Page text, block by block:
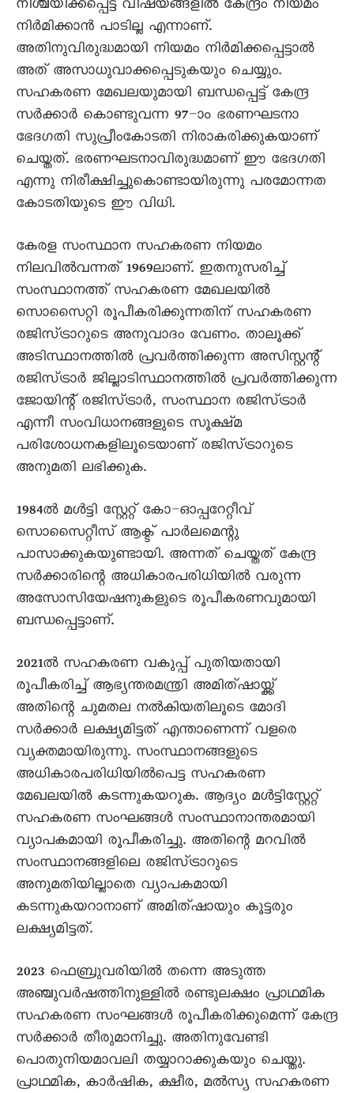
നിശ്ചയിക്കപ്പെട്ട വിഷയങ്ങളിൽ കേന്ദ്രം നിയമം
നിർമിക്കാൻ പാടില്ല എന്നാണ്.
അതിനുവിരുദ്ധമായി നിയമം നിർമിക്കപ്പെട്ടാൽ
അത് അസാധുവാക്കപ്പെടുകയും ചെയ്യും.
സഹകരണ മേഖലയുമായി ബന്ധപ്പെട്ട് കേന്ദ്ര
സർക്കാർ കൊണ്ടുവന്ന 97–ാം ഭരണഘടനാ
ഭേദഗതി സുപ്രീംകോടതി നിരാകരിക്കുകയാണ്
ചെയ്തത്. ഭരണഘടനാവിരുദ്ധമാണ് ഈ ഭേദഗതി
എന്നു നിരീക്ഷിച്ചുകൊണ്ടായിരുന്നു പരമോന്നത
കോടതിയുടെ ഈ വിധി.
കേരള സംസ്ഥാന സഹകരണ നിയമം
നിലവിൽവന്നത് 1969ലാണ്. ഇതനുസരിച്ച്
സംസ്ഥാനത്ത് സഹകരണ മേഖലയിൽ
സൊസെെറ്റി രൂപീകരിക്കുന്നതിന് സഹകരണ
രജിസ്ട്രാറുടെ അനുവാദം വേണം. താലൂക്ക്
അടിസ്ഥാനത്തിൽ പ്രവർത്തിക്കുന്ന അസിസ്റ്റന്റ്
രജിസ്ട്രാർ ജില്ലാടിസ്ഥാനത്തിൽ പ്രവർത്തിക്കുന്ന
ജോയിന്റ് രജിസ്ട്രാർ, സംസ്ഥാന രജിസ്ട്രാർ
എന്നീ സംവിധാനങ്ങളുടെ സൂക്ഷ്മ
പരിശോധനകളിലൂടെയാണ് രജിസ്ട്രാറുടെ
അനുമതി ലഭിക്കുക.
1984ൽ മൾട്ടി സ്റ്റേറ്റ് കോ–ഓപ്പറേറ്റീവ്
സൊസെെറ്റീസ് ആക്ട് പാർലമെന്റു
പാസാക്കുകയുണ്ടായി. അന്നത് ചെയ്തത് കേന്ദ്ര
സർക്കാരിന്റെ അധികാരപരിധിയിൽ വരുന്ന
അസോസിയേഷനുകളുടെ രൂപീകരണവുമായി
ബന്ധപ്പെട്ടാണ്.
2021ൽ സഹകരണ വകുപ്പ് പുതിയതായി
രൂപീകരിച്ച് ആഭ്യന്തരമന്ത്രി അമിത്ഷായ്ക്ക്
അതിന്റെ ചുമതല നൽകിയതിലൂടെ മോദി
സർക്കാർ ലക്ഷ്യമിട്ടത് എന്താണെന്ന് വളരെ
വ്യക്തമായിരുന്നു. സംസ്ഥാനങ്ങളുടെ
അധികാരപരിധിയിൽപെട്ട സഹകരണ
മേഖലയിൽ കടന്നുകയറുക. ആദ്യം മൾട്ടിസ്റ്റേറ്റ്
സഹകരണ സംഘങ്ങൾ സംസ്ഥാനാന്തരമായി
വ്യാപകമായി രൂപീകരിച്ചു. അതിന്റെ മറവിൽ
സംസ്ഥാനങ്ങളിലെ രജിസ്ട്രാറുടെ
അനുമതിയില്ലാതെ വ്യാപകമായി
കടന്നുകയറാനാണ് അമിത്ഷായും കൂട്ടരും
ലക്ഷ്യമിട്ടത‍‍്.
2023 ഫെബ്രുവരിയിൽ തന്നെ അടുത്ത
അഞ്ചുവർഷത്തിനുള്ളിൽ രണ്ടുലക്ഷം പ്രാഥമിക
സഹകരണ സംഘങ്ങൾ രൂപീകരിക്കുമെന്ന് കേന്ദ്ര
സർക്കാർ തീരുമാനിച്ചു. അതിനുവേണ്ടി
പൊതുനിയമാവലി തയ്യാറാക്കുകയും ചെയ്തു.
പ്രാഥമിക, കാർഷിക, ക്ഷീര, മൽസ്യ സഹകരണ